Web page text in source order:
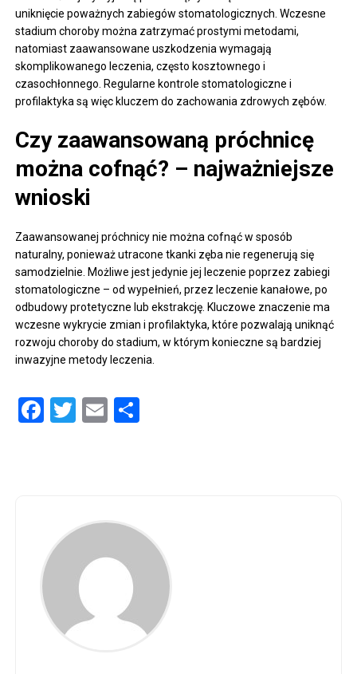
uniknięcie poważnych zabiegów stomatologicznych. Wczesne
stadium choroby można zatrzymać prostymi metodami,
natomiast zaawansowane uszkodzenia wymagają
skomplikowanego leczenia, często kosztownego i
czasochłonnego. Regularne kontrole stomatologiczne i
profilaktyka są więc kluczem do zachowania zdrowych zębów.
Czy zaawansowaną próchnicę
można cofnąć? – najważniejsze
wnioski
Zaawansowanej próchnicy nie można cofnąć w sposób
naturalny, ponieważ utracone tkanki zęba nie regenerują się
samodzielnie. Możliwe jest jedynie jej leczenie poprzez zabiegi
stomatologiczne – od wypełnień, przez leczenie kanałowe, po
odbudowy protetyczne lub ekstrakcję. Kluczowe znaczenie ma
wczesne wykrycie zmian i profilaktyka, które pozwalają uniknąć
rozwoju choroby do stadium, w którym konieczne są bardziej
inwazyjne metody leczenia.
Facebook
Twitter
Email